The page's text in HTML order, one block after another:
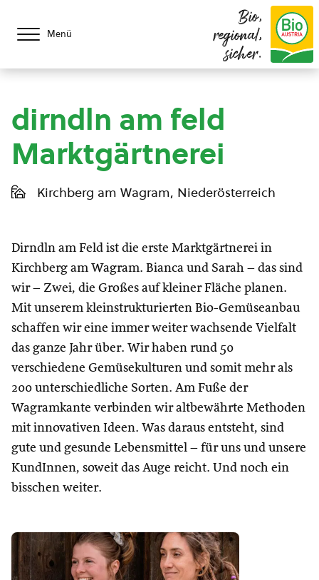
Menü
Bio,
regional,
sicher.
dirndln am feld
Marktgärtnerei
Kirchberg am Wagram, Niederösterreich
Dirndln am Feld ist die erste Marktgärtnerei in
Kirchberg am Wagram. Bianca und Sarah – das sind
wir – Zwei, die Großes auf kleiner Fläche planen.
Mit unserem kleinstrukturierten Bio-Gemüseanbau
schaffen wir eine immer weiter wachsende Vielfalt
das ganze Jahr über. Wir haben rund 50
verschiedene Gemüsekulturen und somit mehr als
200 unterschiedliche Sorten. Am Fuße der
Wagramkante verbinden wir altbewährte Methoden
mit innovativen Ideen. Was daraus entsteht, sind
gute und gesunde Lebensmittel – für uns und unsere
KundInnen, soweit das Auge reicht. Und noch ein
bisschen weiter.